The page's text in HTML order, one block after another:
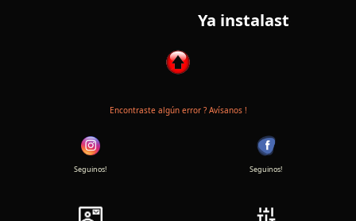
Ya instalaste nuestra APP en
Encontraste algún error ? Avísanos !
Seguinos! Seguinos!